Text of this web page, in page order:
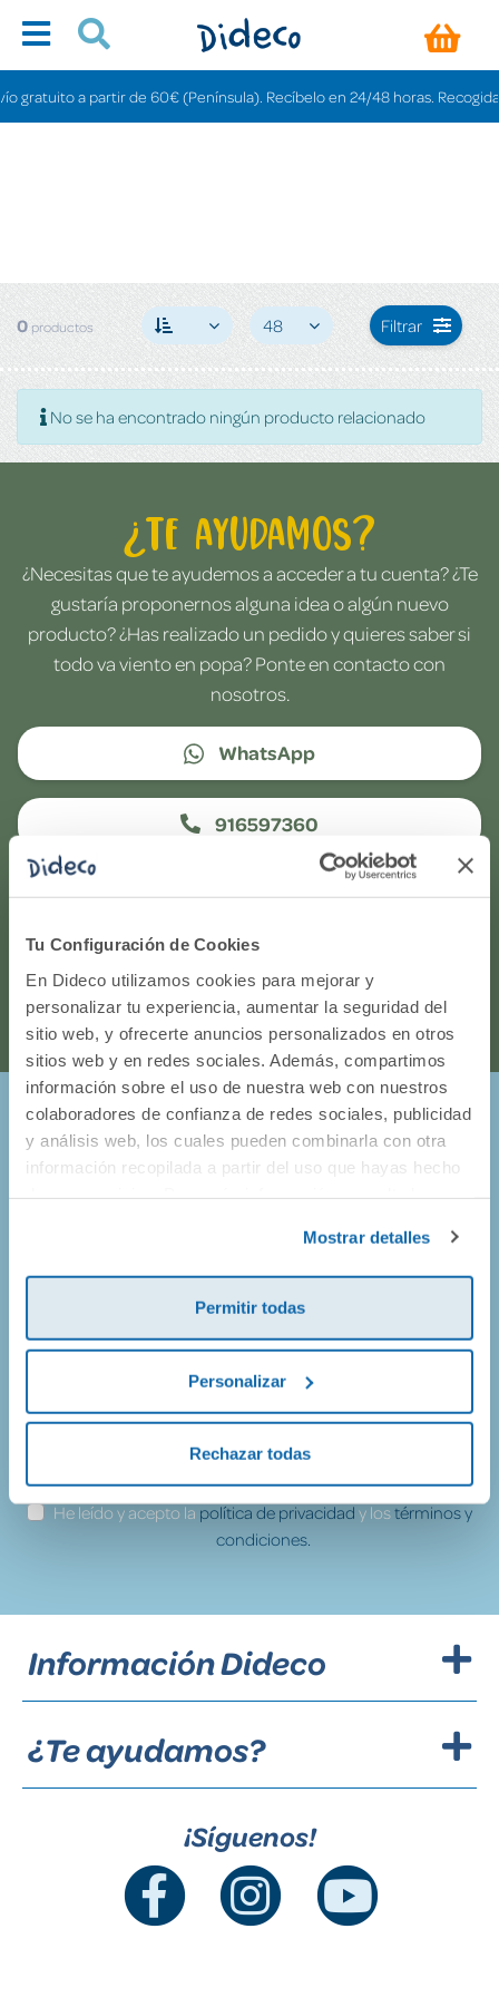
Tu Configuración de Cookies
En Dideco utilizamos cookies para mejorar y
personalizar tu experiencia, aumentar la seguridad del
sitio web, y ofrecerte anuncios personalizados en otros
sitios web y en redes sociales. Además, compartimos
información sobre el uso de nuestra web con nuestros
colaboradores de confianza de redes sociales, publicidad
y análisis web, los cuales pueden combinarla con otra
información recopilada a partir del uso que hayas hecho
Mostrar detalles
Permitir todas
Personalizar
Rechazar todas
gratuito a partir de 60€ (Península). Recíbelo en 24/48 horas. Recogida
0productos 48 Filtrar
No se ha encontrado ningún producto relacionado
¿Te ayudamos?
¿Necesitas que te ayudemos a acceder a tu cuenta? ¿Te
gustaría proponernos alguna idea o algún nuevo
producto? ¿Has realizado un pedido y quieres saber si
todo va viento en popa? Ponte en contacto con
nosotros.
WhatsApp
916597360
Correo electrónico
Horario de atención telefónica: de Lunes a Viernes, de
9:00h a 17:00h.
¡Entérate de todo lo que pasa en
Dideco!
Prometemos no llenarte el buzón de correos, así que solo
vamos a enviarte mails de promociones geniales, de
productos nuevos y alguna que otra sorpresa.
¡Apúntate!
He leído y acepto lapolítica de privacidady lostérminos y
condiciones.
Información Dideco
¿Te ayudamos?
¡Síguenos!